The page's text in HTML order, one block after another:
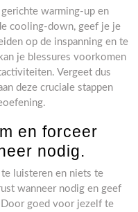
warming-up en
cooling-down, geef je je
op de inspanning en te
je blessures voorkomen
Vergeet dus
deze cruciale stappen
en forceer
nodig.
luisteren en niets te
wanneer nodig en geef
goed voor jezelf te